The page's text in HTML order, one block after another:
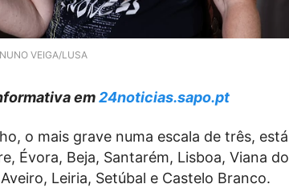
NUNO VEIGA/LUSA
em24noticias.sapo.pt
o mais grave numa escala de três, está
Évora, Beja, Santarém, Lisboa, Viana do
Leiria, Setúbal e Castelo Branco.